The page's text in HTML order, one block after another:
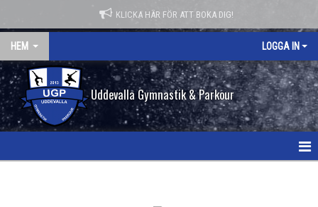
KLICKA HÄR FÖR ATT BOKA DIG!
HEM LOGGA IN
Uddevalla Gymnastik & Parkour